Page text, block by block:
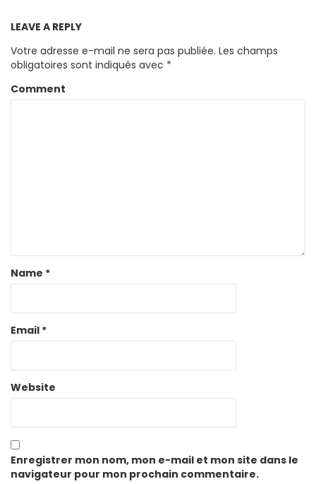
LEAVE A REPLY
Votre adresse e-mail ne sera pas publiée. Les champs
obligatoires sont indiqués avec *
Comment
Name *
Email *
Website
Enregistrer mon nom, mon e-mail et mon site dans le
navigateur pour mon prochain commentaire.